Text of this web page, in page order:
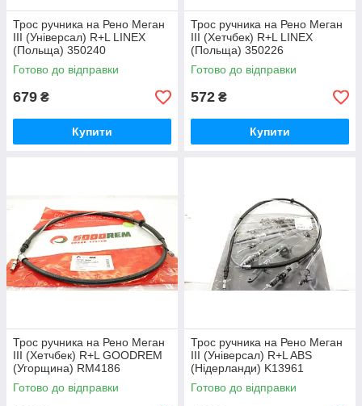
Трос ручника на Рено Меган
III (Універсал) R+L LINEX
(Польща) 350240
Готово до відправки
679 ₴
Купити
Трос ручника на Рено Меган
III (Хетчбек) R+L LINEX
(Польща) 350226
Готово до відправки
572 ₴
Купити
Трос ручника на Рено Меган
III (Хетчбек) R+L GOODREM
(Угорщина) RM4186
Готово до відправки
Трос ручника на Рено Меган
III (Універсал) R+L ABS
(Нідерланди) K13961
Готово до відправки